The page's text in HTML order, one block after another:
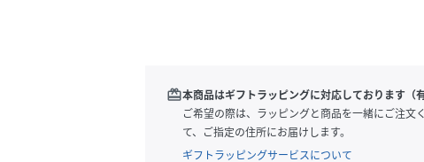
redeem本商品はギフトラッピングに対応しております（有
ご希望の際は、ラッピングと商品を一緒にご注文
て、ご指定の住所にお届けします。
ギフトラッピングサービスについて